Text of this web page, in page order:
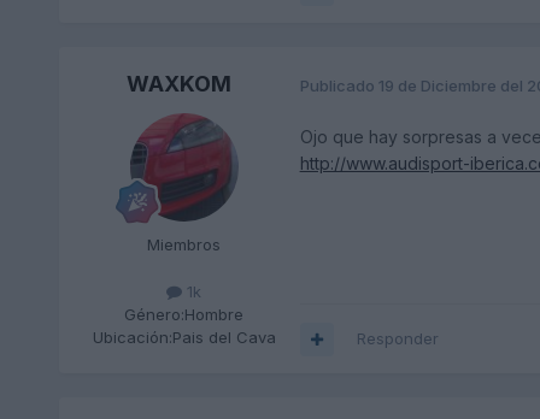
WAXKOM
Miembros
1k
Género:Hombre
Ubicación:Pais del Cava
Publicado 19 de Diciembre del
Ojo que hay sorpresas a
http://www.audisport-
Responder